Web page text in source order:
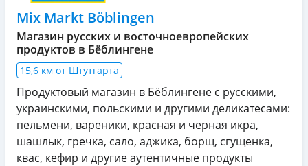
Mix Markt Böblingen
Магазин русских и восточноевропейских
продуктов в Бёблингене
15,6 км от Штутгарта
Продуктовый магазин в Бёблингене с русскими,
украинскими, польскими и другими деликатесами:
пельмени, вареники, красная и черная икра,
шашлык, гречка, сало, аджика, борщ, сгущенка,
квас, кефир и другие аутентичные продукты